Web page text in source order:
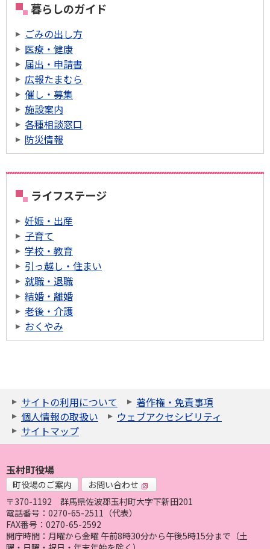
暮らしのガイド
ごみの出し方
医療・健康
届出・申請書
広報たまむら
催し・募集
施設案内
各種相談窓口
防災情報
ライフステージ
妊娠・出産
子育て
学校・教育
引っ越し・住まい
就職・退職
結婚・離婚
老後・介護
おくやみ
サイトの利用について
著作権・免責事項
個人情報の取扱い
ウェブアクセシビリティ
サイトマップ
玉村町役場
町役場のご案内
お問い合わせ
〒370-1192
群馬県佐波郡玉村町大字下新田201
電話番号：0270-65-2511（代表）
FAX番号：0270-65-2592
開庁時間：月曜から金曜 午前8時30分から午後5時15分まで（土